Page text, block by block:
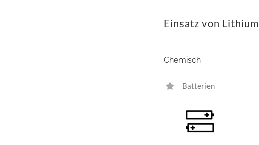
Einsatz von Lithium
Chemisch
Batterien